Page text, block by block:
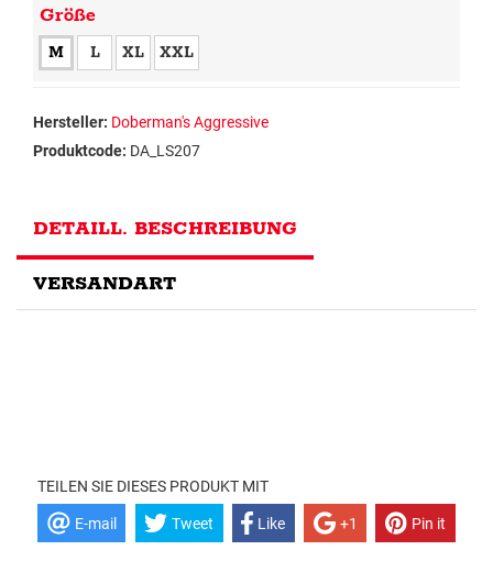
Größe
M L XL XXL
Hersteller: Doberman's Aggressive
Produktcode: DA_LS207
DETAILL. BESCHREIBUNG
VERSANDART
TEILEN SIE DIESES PRODUKT MIT
E-mail Tweet Like +1 Pin it